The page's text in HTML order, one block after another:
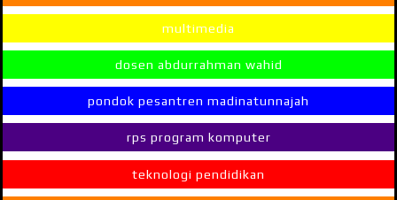
multimedia
dosen abdurrahman wahid
pondok pesantren madinatunnajah
rps program komputer
teknologi pendidikan